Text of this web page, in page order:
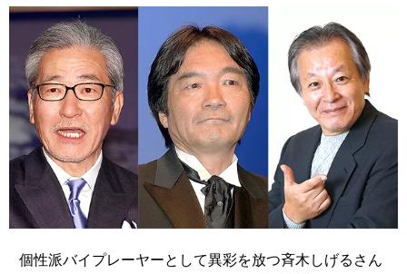
個性派バイプレーヤーとして異彩を放つ斉木しげるさん